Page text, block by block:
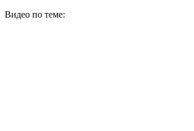
Видео по теме: